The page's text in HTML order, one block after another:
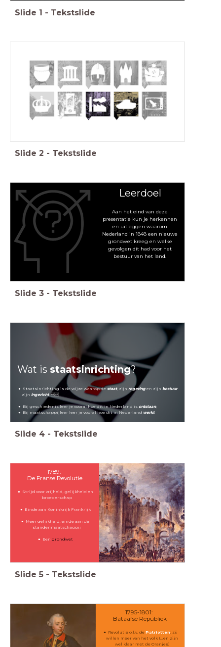
Slide 1 - Tekstslide
Slide 2 - Tekstslide
Leerdoel
Aan het eind van deze
presentatie kun je herkennen
en uitleggen waarom
Nederland in 1848 een nieuwe
grondwet kreeg en welke
gevolgen dit had voor het
bestuur van het land.
Slide 3 - Tekstslide
Wat is staatsinrichting?
Staatsinrichting is de wijze waarop de staat, zijn regering en zijn bestuur
zijn ingericht.
Bij geschiedenis leer je vooral hoe dit in Nederland isontstaan;
Bij maatschappijleer leer je vooral hoe dit in Nederland werkt
Slide 4 - Tekstslide
1789:
De Franse Revolutie
Strijd voor vrijheid, gelijkheid en
broederschap
Einde aan Koninkrijk Frankrijk
Meer gelijkheid: einde aan de
standenmaatschappij
Een grondwet
Slide 5 - Tekstslide
1795-1801:
Bataafse Republiek
Revolutie o.l.v. dePatriotten: zij
willen meer van het volk (...en zijn
wel klaar met de Oranjes)